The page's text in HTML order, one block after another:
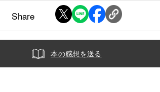
Share
本の感想を送る